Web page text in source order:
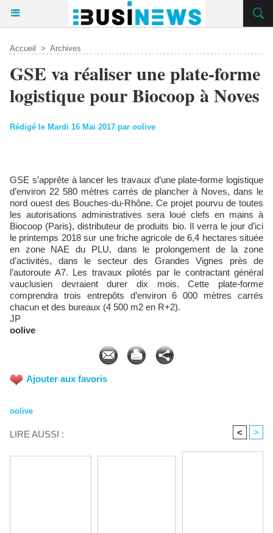
Accueil > Archives
GSE va réaliser une plate-forme
logistique pour Biocoop à Noves
Rédigé le Mardi 16 Mai 2017 par oolive
GSE s’apprête à lancer les travaux d’une plate-forme logistique
d’environ 22 580 mètres carrés de plancher à Noves, dans le
nord ouest des Bouches-du-Rhône. Ce projet pourvu de toutes
les autorisations administratives sera loué clefs en mains à
Biocoop (Paris), distributeur de produits bio. Il verra le jour d’ici
le printemps 2018 sur une friche agricole de 6,4 hectares située
en zone NAE du PLU, dans le prolongement de la zone
d’activités, dans le secteur des Grandes Vignes près de
l’autoroute A7. Les travaux pilotés par le contractant général
vauclusien devraient durer dix mois. Cette plate-forme
comprendra trois entrepôts d’environ 6 000 mètres carrés
chacun et des bureaux (4 500 m2 en R+2).
JP
oolive
Ajouter aux favoris
oolive
LIRE AUSSI : < >